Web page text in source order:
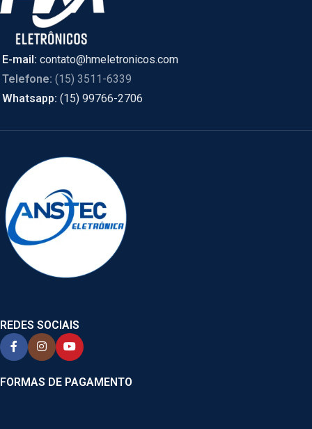
E-mail: contato@hmeletronicos.com
Telefone: (15) 3511-6339
Whatsapp: (15) 99766-2706
REDES SOCIAIS
FORMAS DE PAGAMENTO